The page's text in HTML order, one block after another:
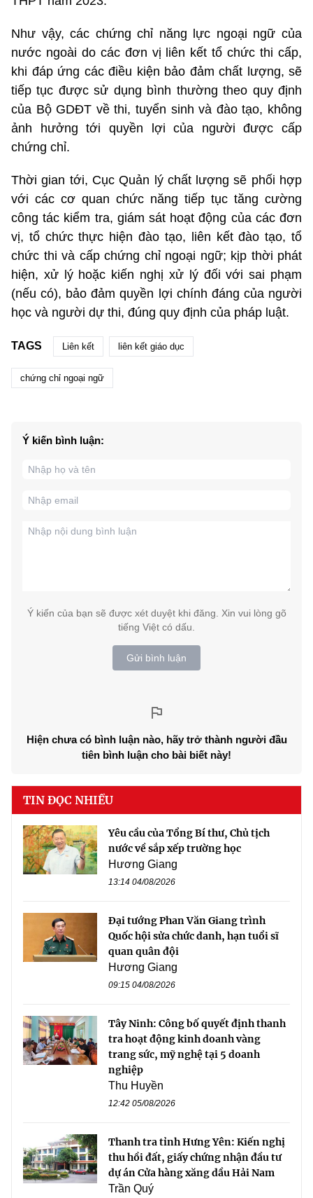
Như vậy, các chứng chỉ năng lực ngoại ngữ của
nước ngoài do các đơn vị liên kết tổ chức thi cấp,
khi đáp ứng các điều kiện bảo đảm chất lượng, sẽ
tiếp tục được sử dụng bình thường theo quy định
của Bộ GDĐT về thi, tuyển sinh và đào tạo, không
ảnh hưởng tới quyền lợi của người được cấp
chứng chỉ.
Thời gian tới, Cục Quản lý chất lượng sẽ phối hợp
với các cơ quan chức năng tiếp tục tăng cường
công tác kiểm tra, giám sát hoạt động của các đơn
vị, tổ chức thực hiện đào tạo, liên kết đào tạo, tổ
chức thi và cấp chứng chỉ ngoại ngữ; kịp thời phát
hiện, xử lý hoặc kiến nghị xử lý đối với sai phạm
(nếu có), bảo đảm quyền lợi chính đáng của người
học và người dự thi, đúng quy định của pháp luật.
TAGS Liên kết liên kết giáo dục
chứng chỉ ngoại ngữ
Ý kiến bình luận:
Ý kiến của bạn sẽ được xét duyệt khi đăng. Xin vui lòng gõ
tiếng Việt có dấu.
Gửi bình luận
Hiện chưa có bình luận nào, hãy trở thành người đầu
tiên bình luận cho bài biết này!
TIN ĐỌC NHIỀU
Yêu cầu của Tổng Bí thư, Chủ tịch
nước về sắp xếp trường học
Hương Giang
13:14 04/08/2026
Đại tướng Phan Văn Giang trình
Quốc hội sửa chức danh, hạn tuổi sĩ
quan quân đội
Hương Giang
09:15 04/08/2026
Tây Ninh: Công bố quyết định thanh
tra hoạt động kinh doanh vàng
trang sức, mỹ nghệ tại 5 doanh
nghiệp
Thu Huyền
12:42 05/08/2026
Thanh tra tỉnh Hưng Yên: Kiến nghị
thu hồi đất, giấy chứng nhận đầu tư
dự án Cửa hàng xăng dầu Hải Nam
Trần Quý